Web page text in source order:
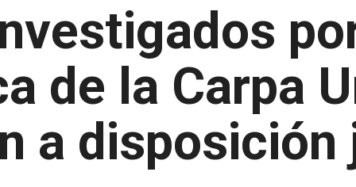
de la Carpa
a disposición